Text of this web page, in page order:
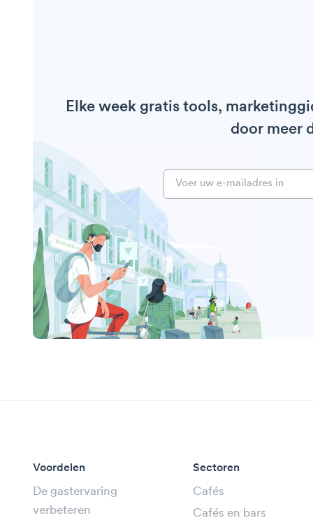
Elke week gratis tools,
door meer
Voordelen
De gastervaring
verbeteren
Sectoren
Cafés
Cafés en bars